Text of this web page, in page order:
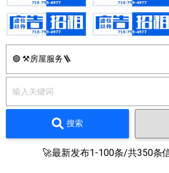
搜索
🚀最新发布1-100条/共350条